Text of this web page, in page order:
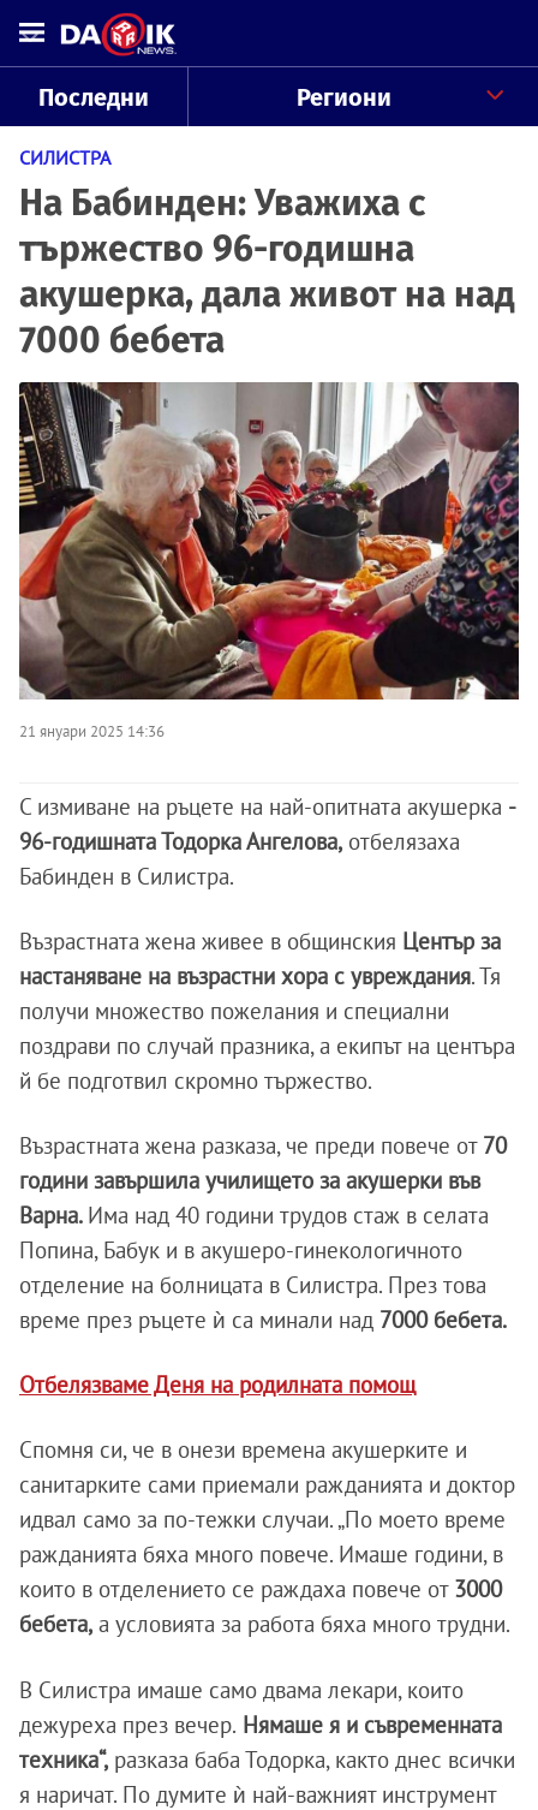
Последни Региони
СИЛИСТРА
На Бабинден: Уважиха с
тържество 96-годишна
акушерка, дала живот на над
7000 бебета
21 януари 2025 14:36
С измиване на ръцете на най-опитната акушерка -
96-годишната Тодорка Ангелова, отбелязаха
Бабинден в Силистра.
Възрастната жена живее в общинския Център за
настаняване на възрастни хора с увреждания. Тя
получи множество пожелания и специални
поздрави по случай празника, а екипът на центъра
й бе подготвил скромно тържество.
Възрастната жена разказа, че преди повече от 70
години завършила училището за акушерки във
Варна. Има над 40 години трудов стаж в селата
Попина, Бабук и в акушеро-гинекологичното
отделение на болницата в Силистра. През това
време през ръцете ѝ са минали над 7000 бебета.
Отбелязваме Деня на родилната помощ
Спомня си, че в онези времена акушерките и
санитарките сами приемали ражданията и доктор
идвал само за по-тежки случаи. „По моето време
ражданията бяха много повече. Имаше години, в
които в отделението се раждаха повече от 3000
бебета, а условията за работа бяха много трудни.
В Силистра имаше само двама лекари, които
дежуреха през вечер. Нямаше я и съвременната
техника“, разказа баба Тодорка, както днес всички
я наричат. По думите ѝ най-важният инструмент